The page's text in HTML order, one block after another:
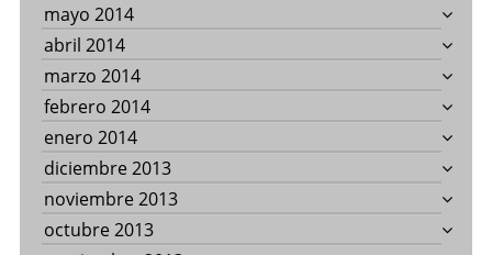
mayo 2014
abril 2014
marzo 2014
febrero 2014
enero 2014
diciembre 2013
noviembre 2013
octubre 2013